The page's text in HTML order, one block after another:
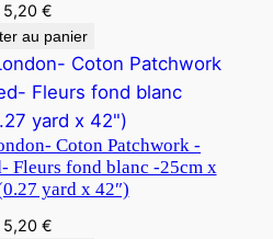
5,20 €
au panier
Coton Patchwork -
Fleurs fond blanc -25cm x
yard x 42″)
5,20 €